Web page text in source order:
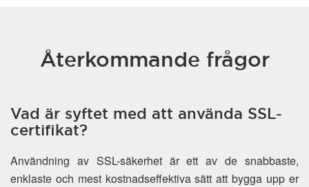
Återkommande frågor
Vad är syftet med att använda SSL-
certifikat?
Användning av SSL-säkerhet är ett av de snabbaste,
enklaste och mest kostnadseffektiva sätt att bygga upp er